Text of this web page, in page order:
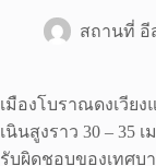
สถานที่ อี
เมืองโบราณดงเวีย
เนินสูงราว 30 –
รับผิดชอบของเทศบ